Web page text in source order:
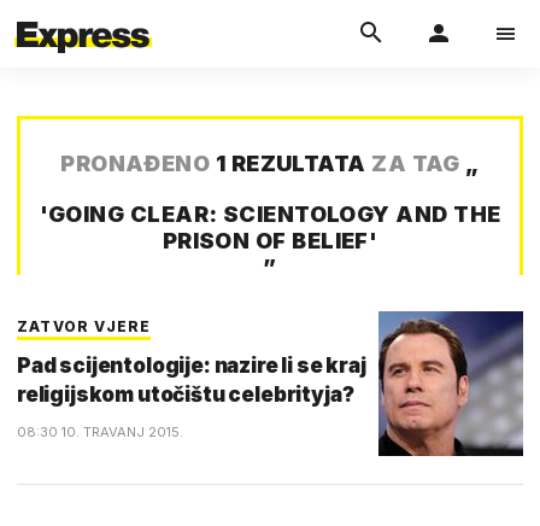
PRONAĐENO 1 REZULTATA ZA TAG „
'GOING CLEAR: SCIENTOLOGY AND THE
PRISON OF BELIEF'
”
ZATVOR VJERE
Pad scijentologije: nazire li se kraj
religijskom utočištu celebrityja?
08:30 10. TRAVANJ 2015.